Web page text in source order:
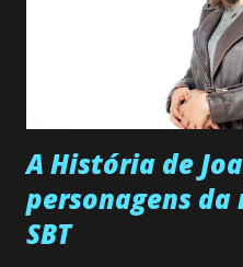
A História de
personagens da
SBT